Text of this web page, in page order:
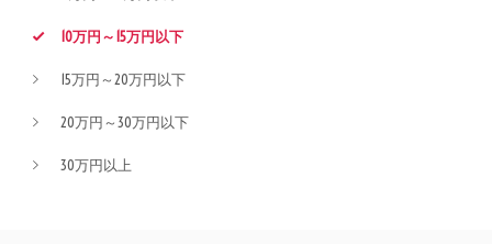
10万円～15万円以下
15万円～20万円以下
20万円～30万円以下
30万円以上